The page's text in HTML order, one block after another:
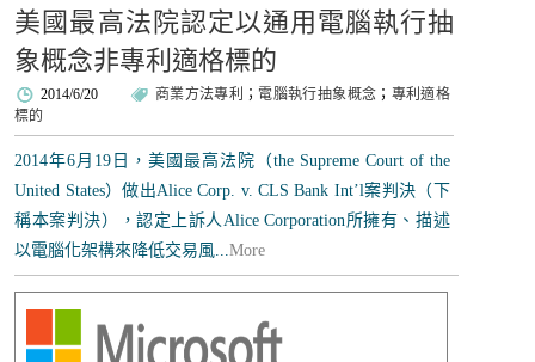
美國最高法院認定以通用電腦執行抽
象概念非專利適格標的
2014/6/20 商業方法專利 ； 電腦執行抽象概念 ； 專利適格
標的
2014年6月19日，美國最高法院（the Supreme Court of the
United States）做出Alice Corp. v. CLS Bank Int’l案判決（下
稱本案判決），認定上訴人Alice Corporation所擁有、描述
以電腦化架構來降低交易風...More